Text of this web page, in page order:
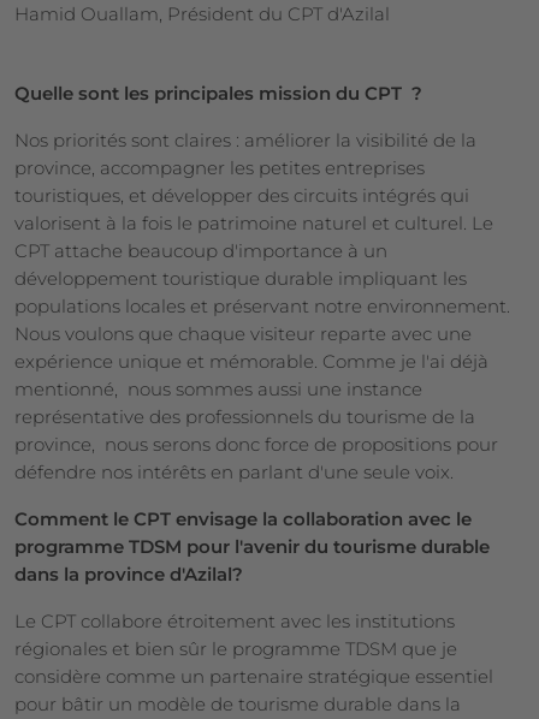
Hamid Ouallam, Président du CPT d'Azilal
Quelle sont les principales mission du CPT ?
Nos priorités sont claires : améliorer la visibilité de la
province, accompagner les petites entreprises
touristiques, et développer des circuits intégrés qui
valorisent à la fois le patrimoine naturel et culturel. Le
CPT attache beaucoup d'importance à un
développement touristique durable impliquant les
populations locales et préservant notre environnement.
Nous voulons que chaque visiteur reparte avec une
expérience unique et mémorable. Comme je l'ai déjà
mentionné, nous sommes aussi une instance
représentative des professionnels du tourisme de la
province, nous serons donc force de propositions pour
défendre nos intérêts en parlant d'une seule voix.
Comment le CPT envisage la collaboration avec le
programme TDSM pour l'avenir du tourisme durable
dans la province d'Azilal?
Le CPT collabore étroitement avec les institutions
régionales et bien sûr le programme TDSM que je
considère comme un partenaire stratégique essentiel
pour bâtir un modèle de tourisme durable dans la